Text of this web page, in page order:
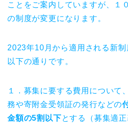
ことをご案内していますが、１
の制度が変更になります。
2023年10月から適用される新
以下の通りです。
１．募集に要する費用について
務や寄附金受領証の発行などの
金額の5割以下とする（募集適正